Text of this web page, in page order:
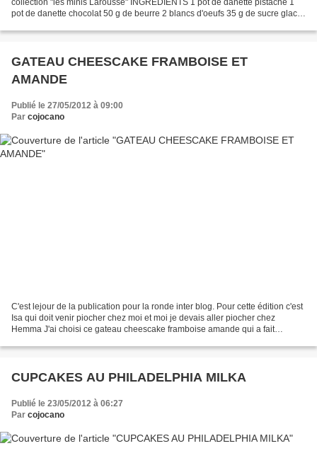
collection "les minis Larousse" INGREDIENTS 1 pot de danette pistache 1
pot de danette chocolat 50 g de beurre 2 blancs d'oeufs 35 g de sucre glace
GATEAU CHEESCAKE FRAMBOISE ET
AMANDE
Publié le 27/05/2012 à 09:00
Par cojocano
C'est lejour de la publication pour la ronde inter blog. Pour cette édition c'est
Isa qui doit venir piocher chez moi et moi je devais aller piocher chez
Hemma J'ai choisi ce gateau cheescake framboise amande qui a fait
CUPCAKES AU PHILADELPHIA MILKA
Publié le 23/05/2012 à 06:27
Par cojocano